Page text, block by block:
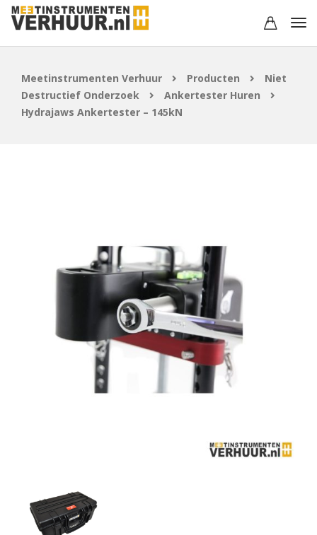
Meetinstrumenten Verhuur Producten
Niet
Destructief Onderzoek
Ankertester Huren
Hydrajaws Ankertester – 145kN